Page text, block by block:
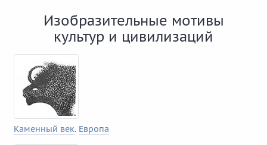
Изобразительные мотивы
культур и цивилизаций
Каменный век. Европа